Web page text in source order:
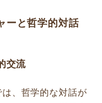
ーと哲学的対話
交流
、哲学的な対話が